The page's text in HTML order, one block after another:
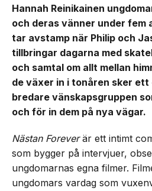
Hannah Reinikainen
och deras vänner under fem
tar avstamp när Philip och
tillbringar dagarna med
och samtal om allt mellan
de växer in i tonåren sker ett
bredare vänskapsgruppen
och för in dem på nya vägar.
Nästan Foreverär ett intimt
som bygger på intervjuer,
ungdomarnas egna filmer.
ungdomars vardag som